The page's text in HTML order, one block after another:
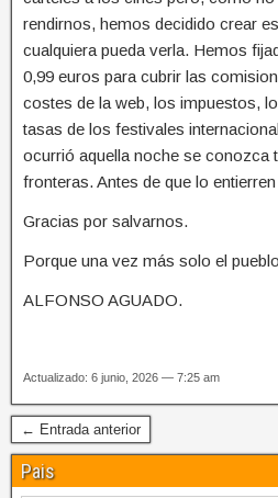
rendirnos, hemos decidido crear
cualquiera pueda verla. Hemos
0,99 euros para cubrir las
costes de la web, los impuestos,
tasas de los festivales
ocurrió aquella noche se conozca
fronteras. Antes de que lo
Gracias por salvarnos.
Porque una vez más solo el
ALFONSO AGUADO.
Actualizado: 6 junio, 2026 — 7:25 am
← Entrada anterior
Pais